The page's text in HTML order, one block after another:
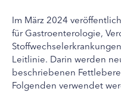
Im März 2024
für Gastroenterologie,
Leitlinie. Darin werden
beschriebenen
Folgenden verwendet